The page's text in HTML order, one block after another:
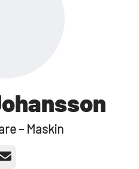
– Maskin
post